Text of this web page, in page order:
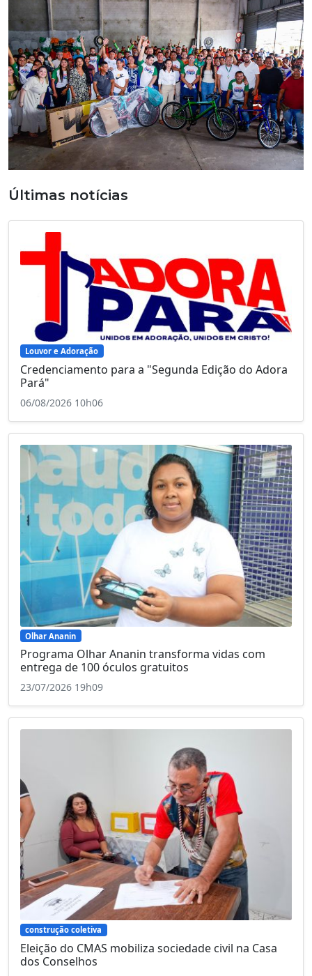
Previous
Últimas notícias
Louvor e Adoração
Credenciamento para a "Segunda Edição do Adora
Pará"
06/08/2026 10h06
Olhar Ananin
Programa Olhar Ananin transforma vidas com
entrega de 100 óculos gratuitos
23/07/2026 19h09
construção coletiva
Eleição do CMAS mobiliza sociedade civil na Casa
dos Conselhos